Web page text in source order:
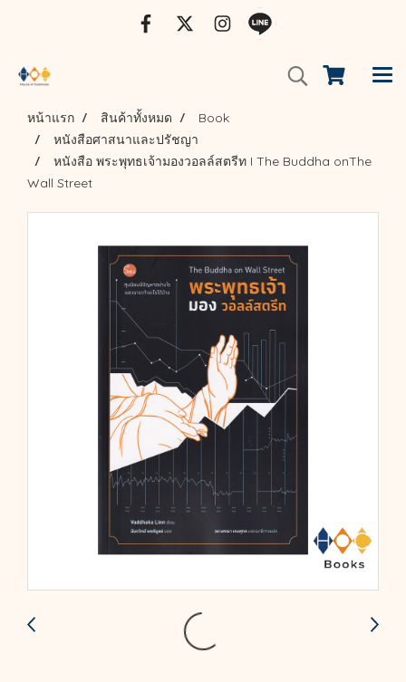
หน้าแรก สินค้าทั้งหมด
Book
หนังสือศาสนาและปรัชญา
หนังสือ พระพุทธเจ้ามองวอลล์สตรีท I The Buddha onThe
Wall Street